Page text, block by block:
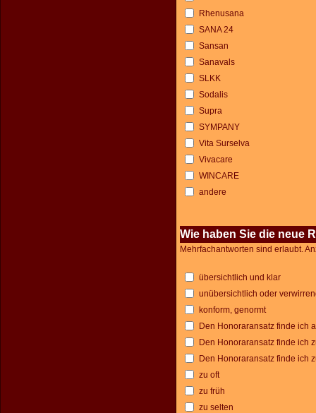
Rhenusana
SANA 24
Sansan
Sanavals
SLKK
Sodalis
Supra
SYMPANY
Vita Surselva
Vivacare
WINCARE
andere
Wie haben Sie die neue
Mehrfachantworten sind erlaubt.
übersichtlich und klar
unübersichtlich oder
konform, genormt
Den Honoraransatz finde ich
Den Honoraransatz finde ich
Den Honoraransatz finde ich
zu oft
zu früh
zu selten